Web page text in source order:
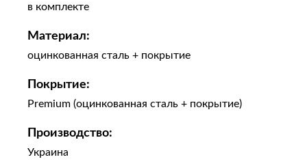
в комплекте
Материал:
оцинкованная сталь + покрытие
Покрытие:
Premium (оцинкованная сталь + покрытие)
Производство:
Украина